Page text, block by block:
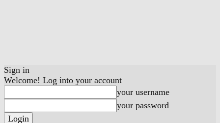
Sign in
Welcome! Log into your account
your username
your password